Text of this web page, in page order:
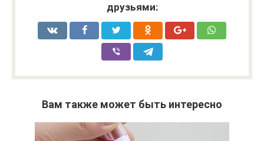
друзьями:
Вам также может быть интересно